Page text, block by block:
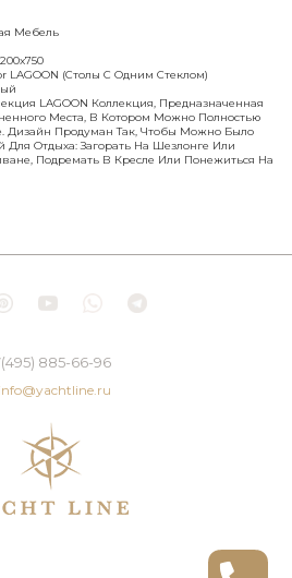
Мебель
LAGOON (столы С Одним Стеклом)
LAGOON Коллекция, Предназначенная
Места, В Котором Можно Полностью
Дизайн Продуман Так, Чтобы Можно Было
Отдыха: Загорать На Шезлонге Или
Подремать В Кресле Или Понежиться На
885-66-96
info@yachtline.ru